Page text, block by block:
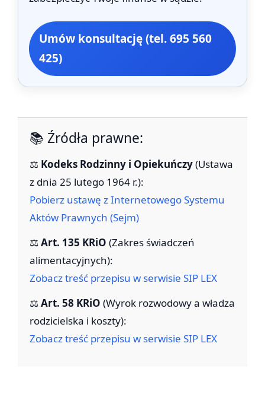
Umów konsultację (tel. 695 560
425)
📚 Źródła prawne:
⚖️ Kodeks Rodzinny i Opiekuńczy(Ustawa
z dnia 25 lutego 1964 r.):
Pobierz ustawę z Internetowego Systemu
Aktów Prawnych (Sejm)
⚖️Art. 135 KRiO (Zakres świadczeń
alimentacyjnych):
Zobacz treść przepisu w serwisie SIP LEX
⚖️Art. 58 KRiO (Wyrok rozwodowy a władza
rodzicielska i koszty):
Zobacz treść przepisu w serwisie SIP LEX